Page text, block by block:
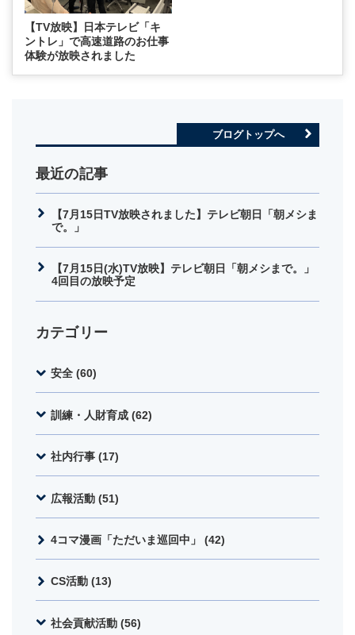
【TV放映】日本テレビ「キ
ントレ」で高速道路のお仕事
体験が放映されました
ブログトップへ
最近の記事
【7月15日TV放映されました】テレビ朝日「朝メシま
で。」
【7月15日(水)TV放映】テレビ朝日「朝メシまで。」
4回目の放映予定
カテゴリー
安全 (60)
訓練・人財育成 (62)
社内行事 (17)
広報活動 (51)
4コマ漫画「ただいま巡回中」 (42)
CS活動 (13)
社会貢献活動 (56)